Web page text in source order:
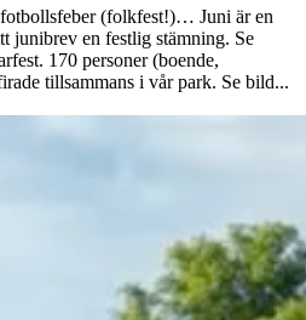
fotbollsfeber (folkfest!)… Juni är en
junibrev en festlig stämning. Se
170 personer (boende,
tillsammans i vår park. Se bild...